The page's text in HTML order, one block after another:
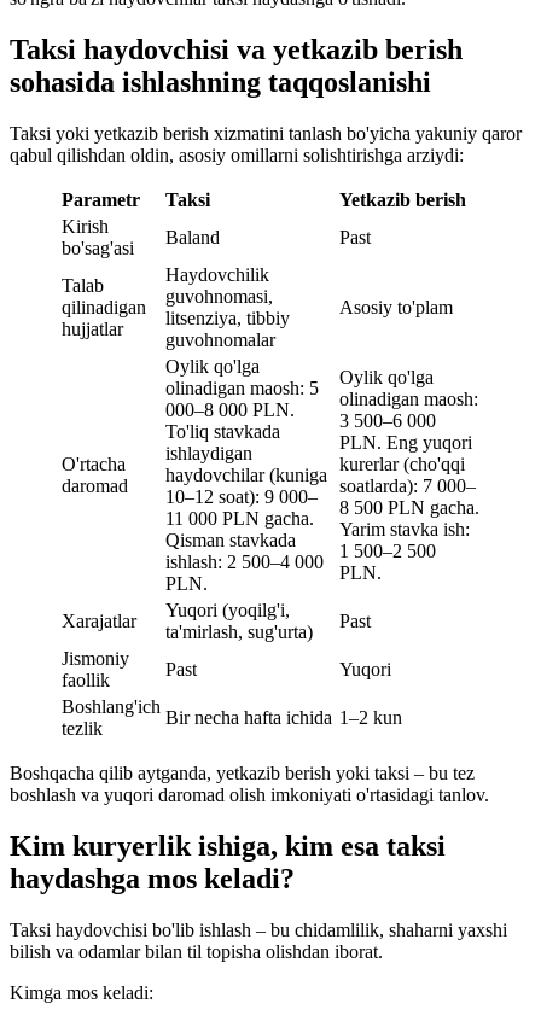
Taksi haydovchisi va yetkazib berish
sohasida ishlashning taqqoslanishi
Taksi yoki yetkazib berish xizmatini tanlash bo'yicha yakuniy qaror
qabul qilishdan oldin, asosiy omillarni solishtirishga arziydi:
Parametr Taksi
Yetkazib berish
Kirish
bo'sag'asi
Baland Past
Talab
qilinadigan
hujjatlar
Haydovchilik
guvohnomasi,
litsenziya, tibbiy
guvohnomalar
Asosiy to'plam
O'rtacha
daromad
Oylik qo'lga
olinadigan maosh: 5
000–8 000 PLN.
To'liq stavkada
ishlaydigan
haydovchilar (kuniga
10–12 soat): 9 000–
11 000 PLN gacha.
Qisman stavkada
ishlash: 2 500–4 000
PLN.
Oylik qo'lga
olinadigan maosh:
3 500–6 000
PLN. Eng yuqori
kurerlar (cho'qqi
soatlarda): 7 000–
8 500 PLN gacha.
Yarim stavka ish:
1 500–2 500
PLN.
Xarajatlar
Yuqori (yoqilg'i,
ta'mirlash, sug'urta)
Past
Jismoniy
faollik
Past
Yuqori
Boshlang'ich
tezlik
Bir necha hafta ichida 1–2 kun
Boshqacha qilib aytganda, yetkazib berish yoki taksi – bu tez
boshlash va yuqori daromad olish imkoniyati o'rtasidagi tanlov.
Kim kuryerlik ishiga, kim esa taksi
haydashga mos keladi?
Taksi haydovchisi bo'lib ishlash – bu chidamlilik, shaharni yaxshi
bilish va odamlar bilan til topisha olishdan iborat.
Kimga mos keladi: